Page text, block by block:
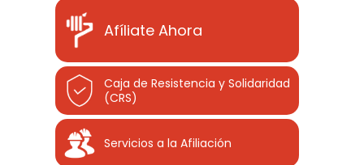
Afíliate Ahora
Caja de Resistencia y Solidaridad
(CRS)
Servicios a la Afiliación